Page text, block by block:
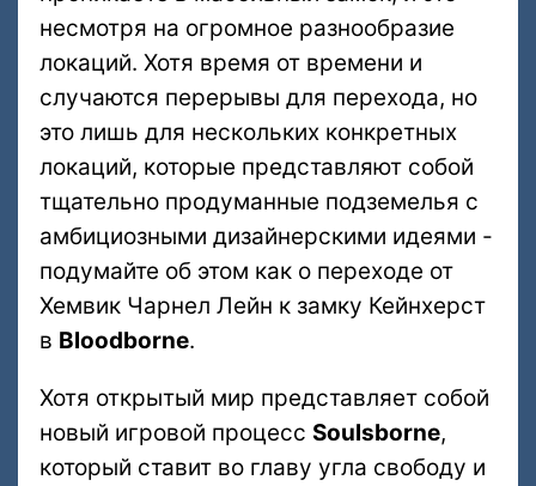
несмотря на огромное разнообразие
локаций. Хотя время от времени и
случаются перерывы для перехода, но
это лишь для нескольких конкретных
локаций, которые представляют собой
тщательно продуманные подземелья с
амбициозными дизайнерскими идеями -
подумайте об этом как о переходе от
Хемвик Чарнел Лейн к замку Кейнхерст
в Bloodborne.
Хотя открытый мир представляет собой
новый игровой процесс Soulsborne,
который ставит во главу угла свободу и